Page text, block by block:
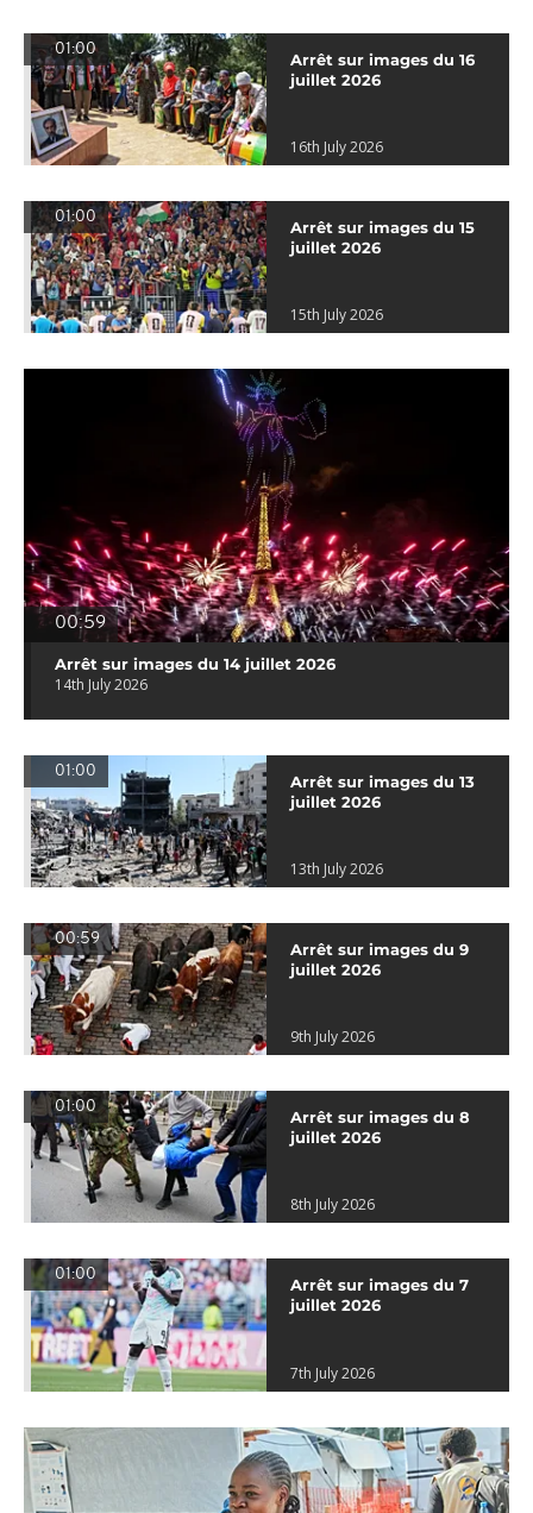
01:00
Arrêt sur images du 16
juillet 2026
16th July 2026
01:00
Arrêt sur images du 15
juillet 2026
15th July 2026
00:59
Arrêt sur images du 14 juillet 2026
14th July 2026
01:00
Arrêt sur images du 13
juillet 2026
13th July 2026
00:59
Arrêt sur images du 9
juillet 2026
9th July 2026
01:00
Arrêt sur images du 8
juillet 2026
8th July 2026
01:00
Arrêt sur images du 7
juillet 2026
7th July 2026